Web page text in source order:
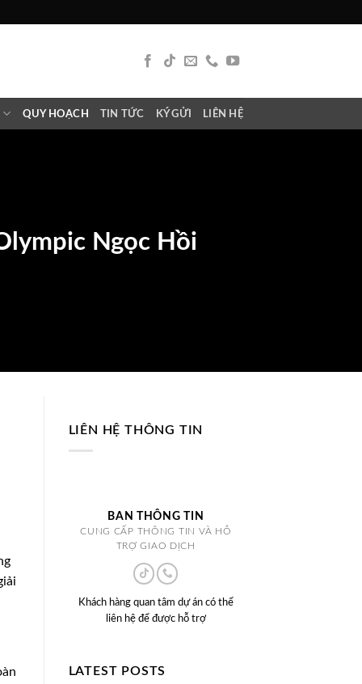
QUY HOẠCH TIN TỨC KÝ GỬI LIÊN HỆ
Ngọc Hồi
LIÊN HỆ THÔNG TIN
BAN THÔNG TIN
CUNG CẤP THÔNG TIN VÀ HỖ
TRỢ GIAO DỊCH
Khách hàng quan tâm dự án có thể
liên hệ để được hỗ trợ
LATEST POSTS